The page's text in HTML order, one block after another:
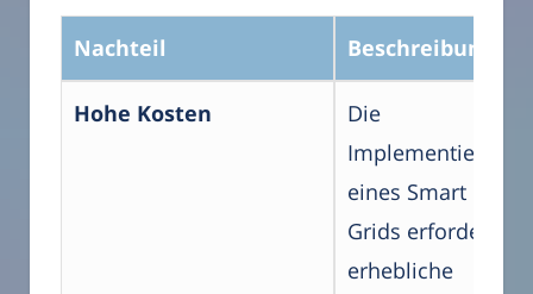
Nachteil Beschreibung
Hohe Kosten
Die
Implementierung
eines Smart
Grids erfordert
erhebliche